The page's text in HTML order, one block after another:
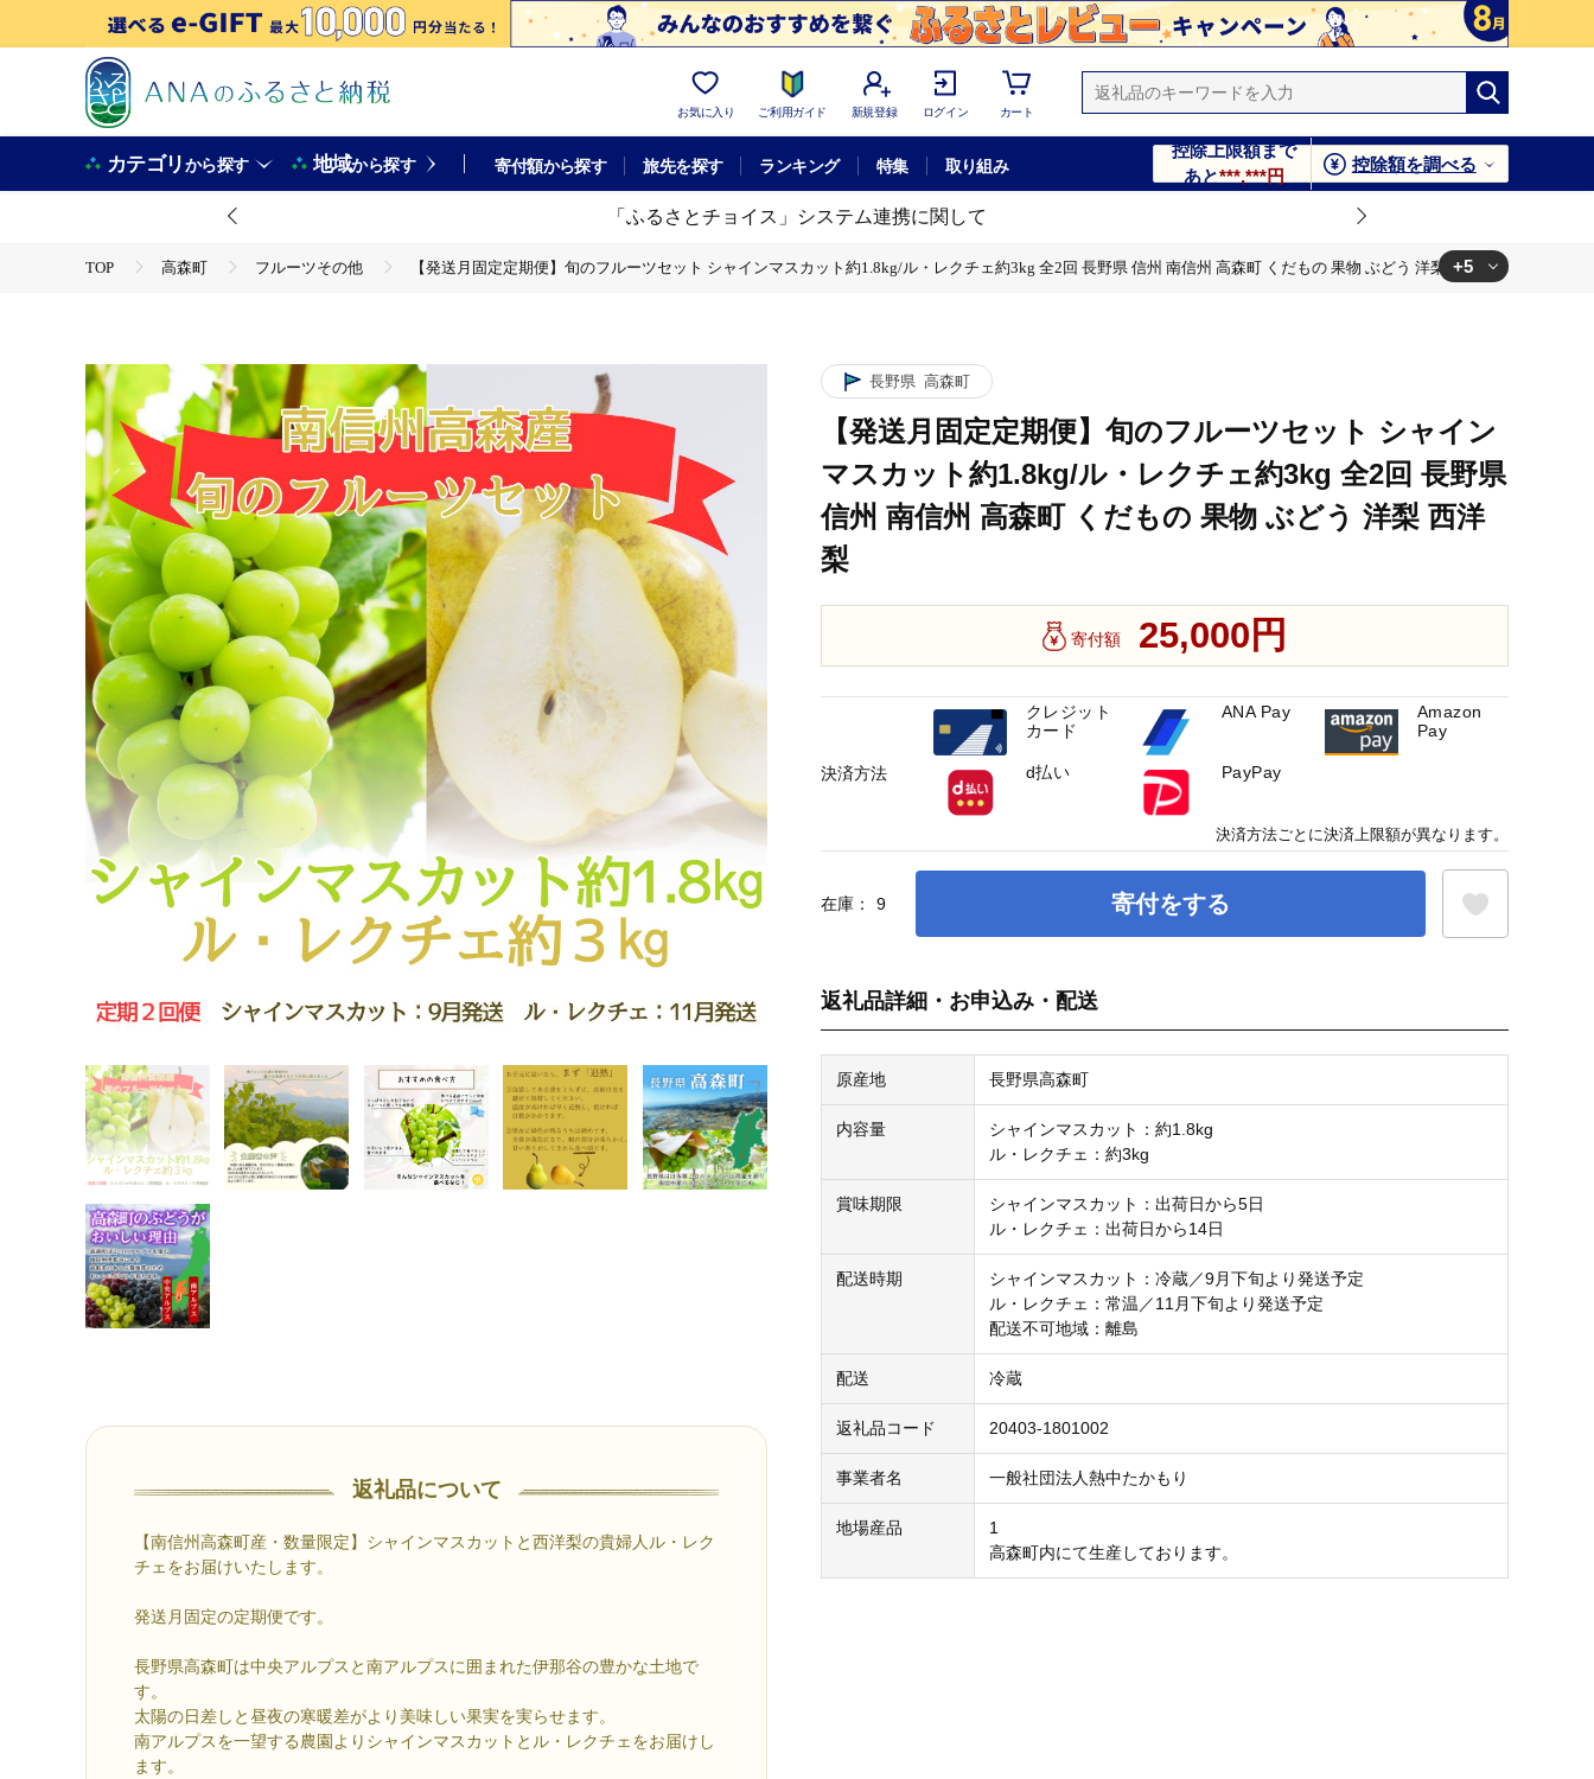
お気に入り ご利用ガイド 新規登録 ログイン カート
カテゴリから探す 地域から探す 寄付額から探す 旅先を探す ランキング 特集 取り組み
控除上限額まで
あと***,***円
控除額を調べる
「ふるさとチョイス」システム連携に関して
TOP 高森町 フルーツその他
【発送月固定定期便】旬のフルーツセット シャインマスカット約1.8kg/ル・レクチェ約3kg 全2回 長野県 信州 南信州 高森町 くだもの 果物 ぶどう 洋梨 西洋梨
TOP
フルーツ
フルーツセット
【発送月固定定期便】旬のフルーツセット シャインマスカット約1.8kg/ル・レクチェ約3kg 全2回 長野県 信州 南信州 高森町 くだもの 果物 ぶどう 洋梨 西洋梨
TOP
定期便 【発送月固定定期便】旬のフルーツセット シャインマスカット約1.8kg/ル・レクチェ約3kg 全2回 長野県 信州 南信州 高森町 くだもの 果物 ぶどう 洋梨 西洋梨
+5
返礼品について
【南信州高森町産・数量限定】シャインマスカットと西洋梨の貴婦人ル・レク
チェをお届けいたします。
発送月固定の定期便です。
長野県高森町は中央アルプスと南アルプスに囲まれた伊那谷の豊かな土地で
す。
太陽の日差しと昼夜の寒暖差がより美味しい果実を実らせます。
南アルプスを一望する農園よりシャインマスカットとル・レクチェをお届けし
ます。
長野県 高森町
【発送月固定定期便】旬のフルーツセット シャイン
マスカット約1.8kg/ル・レクチェ約3kg 全2回 長野県
信州 南信州 高森町 くだもの 果物 ぶどう 洋梨 西洋
梨
寄付額 25,000円
在庫： 9 寄付をする
返礼品詳細・お申込み・配送
原産地 長野県高森町
内容量
シャインマスカット：約1.8kg
ル・レクチェ：約3kg
賞味期限
シャインマスカット：出荷日から5日
ル・レクチェ：出荷日から14日
配送時期
シャインマスカット：冷蔵／9月下旬より発送予定
ル・レクチェ：常温／11月下旬より発送予定
配送不可地域：離島
配送 冷蔵
返礼品コード 20403-1801002
事業者名 一般社団法人熱中たかもり
地場産品
1
高森町内にて生産しております。
決済方法
クレジット
カード
ANA Pay
Amazon
Pay
d払い PayPay
決済方法ごとに決済上限額が異なります。